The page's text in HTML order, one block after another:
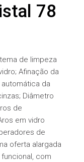
78
de limpeza
Afinação da
da
Diâmetro
de
em vidro
de
oferta alargada
com